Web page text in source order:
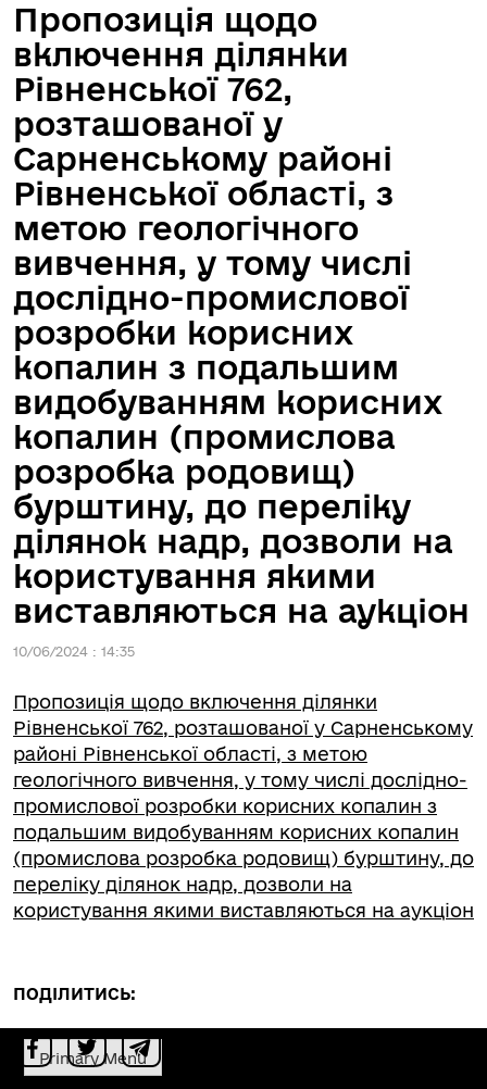
Пропозиція щодо
включення ділянки
Рівненської 762,
розташованої у
Сарненському районі
Рівненської області, з
метою геологічного
вивчення, у тому числі
дослідно-промислової
розробки корисних
копалин з подальшим
видобуванням корисних
копалин (промислова
розробка родовищ)
бурштину, до переліку
ділянок надр, дозволи на
користування якими
виставляються на аукціон
10/06/2024 : 14:35
Пропозиція щодо включення ділянки
Рівненської 762, розташованої у Сарненському
районі Рівненської області, з метою
геологічного вивчення, у тому числі дослідно-
промислової розробки корисних копалин з
подальшим видобуванням корисних копалин
(промислова розробка родовищ) бурштину, до
переліку ділянок надр, дозволи на
користування якими виставляються на аукціон
ПОДІЛИТИСЬ:
Primary Menu